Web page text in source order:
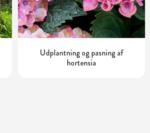
Udplantning og pasning af
hortensia